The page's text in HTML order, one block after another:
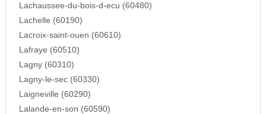
Lachaussee-du-bois-d-ecu (60480)
Lachelle (60190)
Lacroix-saint-ouen (60610)
Lafraye (60510)
Lagny (60310)
Lagny-le-sec (60330)
Laigneville (60290)
Lalande-en-son (60590)